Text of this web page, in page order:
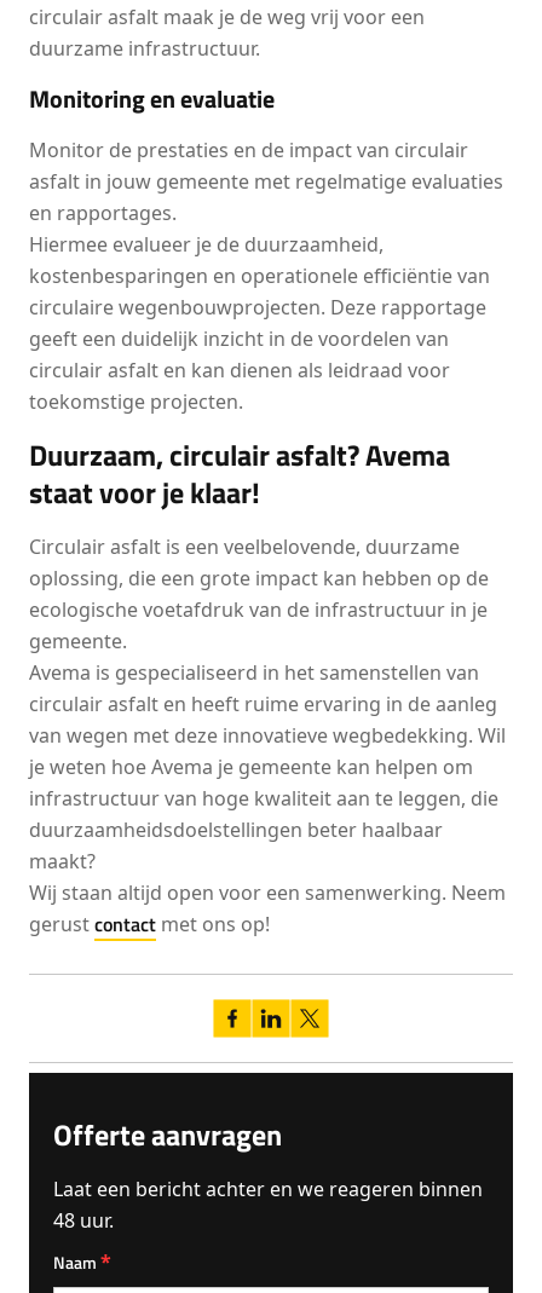
circulair asfalt maak je de weg vrij voor een
duurzame infrastructuur.
Monitoring en evaluatie
Monitor de prestaties en de impact van circulair
asfalt in jouw gemeente met regelmatige evaluaties
en rapportages.
Hiermee evalueer je de duurzaamheid,
kostenbesparingen en operationele efficiëntie van
circulaire wegenbouwprojecten. Deze rapportage
geeft een duidelijk inzicht in de voordelen van
circulair asfalt en kan dienen als leidraad voor
toekomstige projecten.
Duurzaam, circulair asfalt? Avema
staat voor je klaar!
Circulair asfalt is een veelbelovende, duurzame
oplossing, die een grote impact kan hebben op de
ecologische voetafdruk van de infrastructuur in je
gemeente.
Avema is gespecialiseerd in het samenstellen van
circulair asfalt en heeft ruime ervaring in de aanleg
van wegen met deze innovatieve wegbedekking. Wil
je weten hoe Avema je gemeente kan helpen om
infrastructuur van hoge kwaliteit aan te leggen, die
duurzaamheidsdoelstellingen beter haalbaar
maakt?
Wij staan altijd open voor een samenwerking. Neem
gerustcontact met ons op!
Offerte aanvragen
Laat een bericht achter en we reageren binnen
48 uur.
Naam*